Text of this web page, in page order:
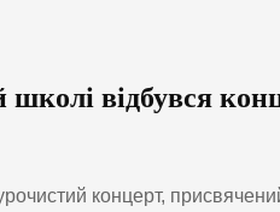
школі відбувся
концерт,